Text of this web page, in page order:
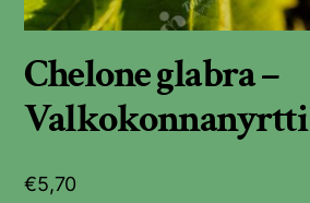
Chelone glabra –
Valkokonnanyrtti
€5,70